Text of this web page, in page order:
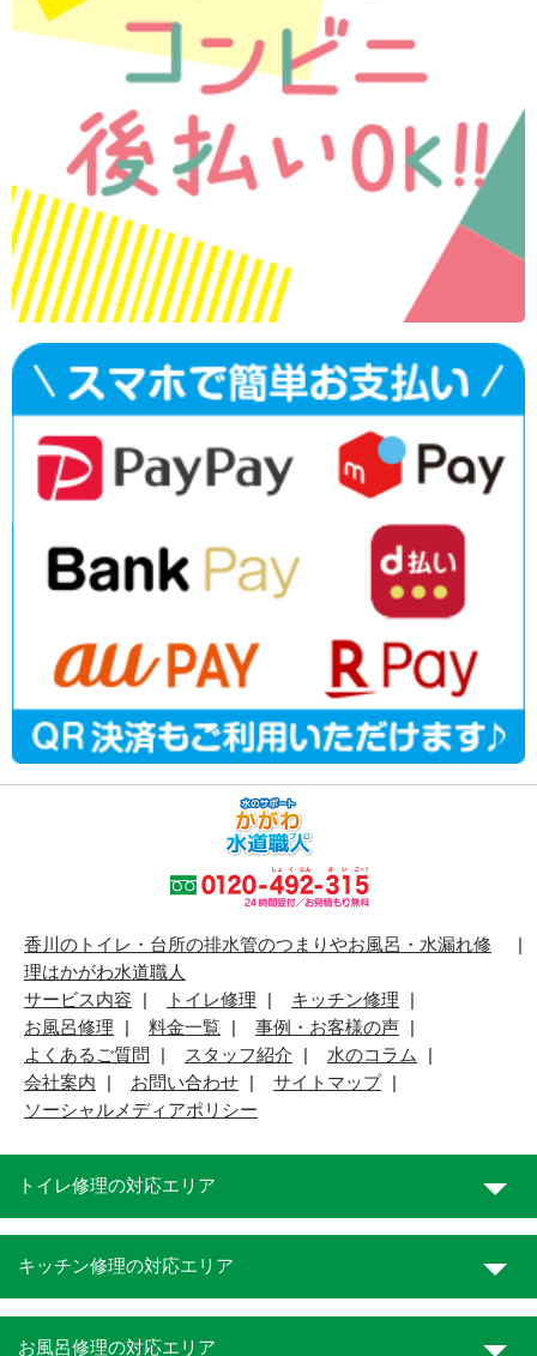
香川のトイレ・台所の排水管のつまりやお風呂・水漏れ修
理はかがわ水道職人
サービス内容
トイレ修理
キッチン修理
お風呂修理
料金一覧
事例・お客様の声
よくあるご質問
スタッフ紹介
水のコラム
会社案内
お問い合わせ
サイトマップ
ソーシャルメディアポリシー
トイレ修理の対応エリア
キッチン修理の対応エリア
お風呂修理の対応エリア